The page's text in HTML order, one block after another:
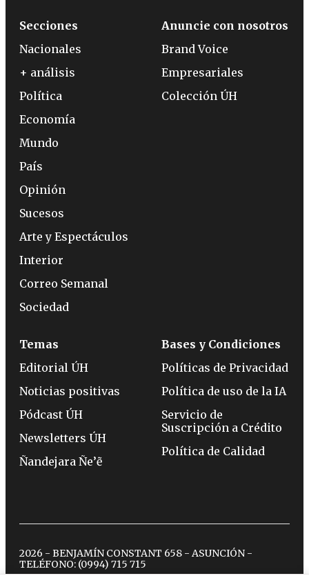
Secciones
Nacionales
+ análisis
Política
Economía
Mundo
País
Opinión
Sucesos
Arte y Espectáculos
Interior
Correo Semanal
Sociedad
Anuncie con nosotros
Brand Voice
Empresariales
Colección ÚH
Temas
Editorial ÚH
Noticias positivas
Pódcast ÚH
Newsletters ÚH
Ñandejara Ñe’ẽ
Bases y Condiciones
Políticas de Privacidad
Política de uso de la IA
Servicio de
Suscripción a Crédito
Política de Calidad
2026 - BENJAMÍN CONSTANT 658 - ASUNCIÓN -
TELÉFONO: (0994) 715 715